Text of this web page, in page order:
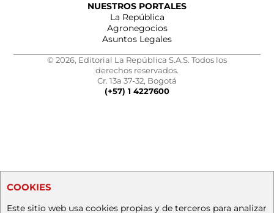
NUESTROS PORTALES
La República
Agronegocios
Asuntos Legales
© 2026, Editorial La República S.A.S. Todos los
derechos reservados.
Cr. 13a 37-32, Bogotá
(+57) 1 4227600
COOKIES
Este sitio web usa cookies propias y de terceros para analizar